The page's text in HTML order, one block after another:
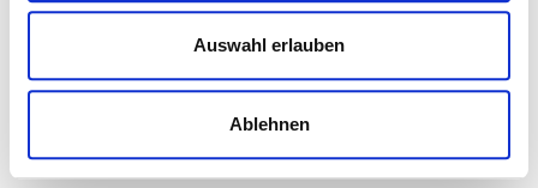
Auswahl erlauben
Ablehnen